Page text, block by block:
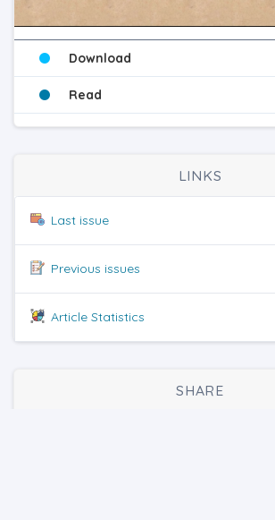
Download
Read
LINKS
Last issue
Previous issues
Article Statistics
SHARE